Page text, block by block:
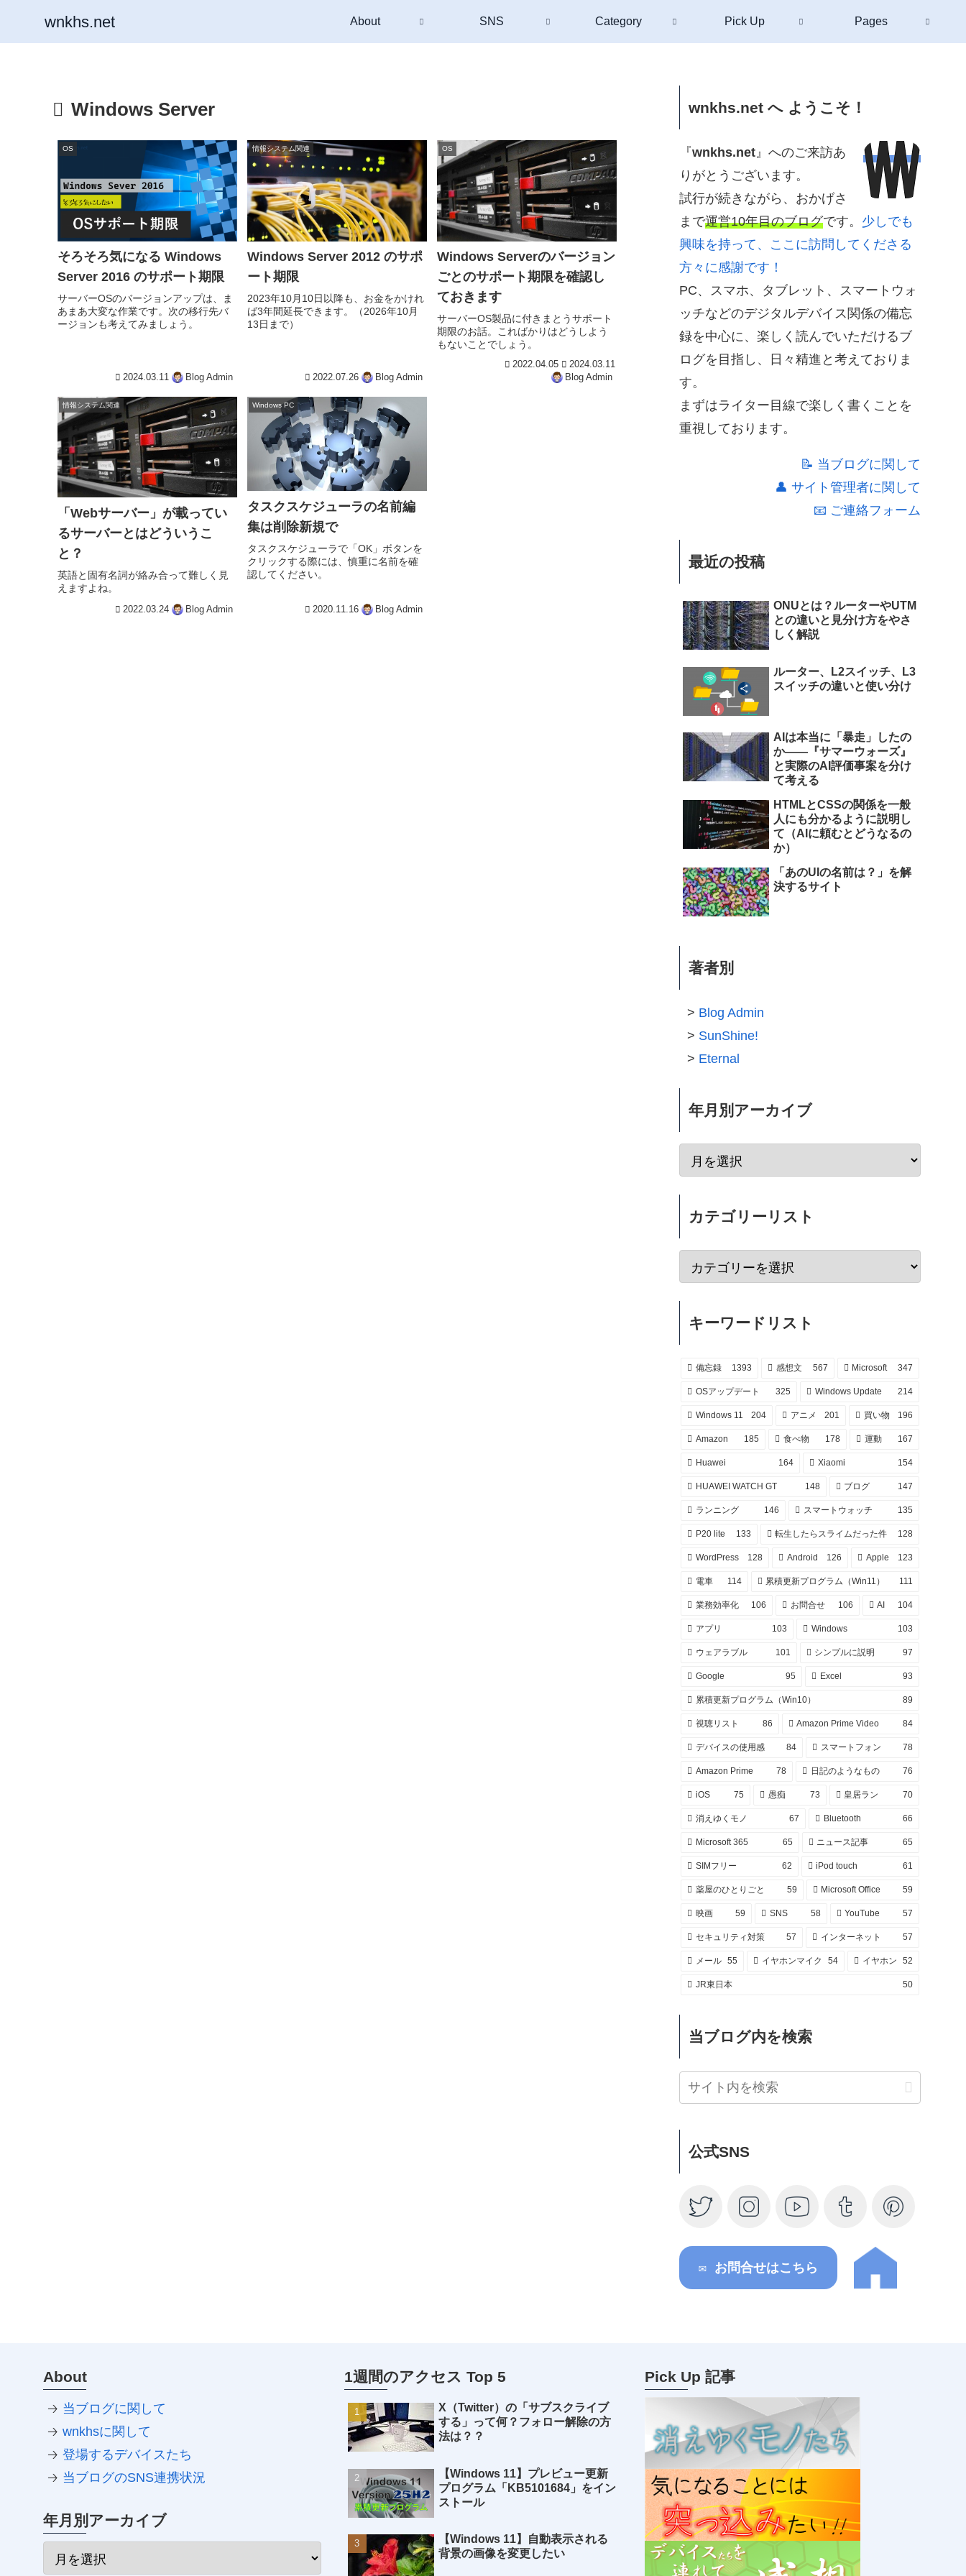
wnkhs.net About SNS Category Pick Up Pages
Windows Server
OS
そろそろ気になる Windows
Server 2016 のサポート期限
サーバーOSのバージョンアップは、ま
あまあ大変な作業です。次の移行先バ
ージョンも考えてみましょう。
2024.03.11 Blog Admin
情報システム関連
Windows Server 2012 のサポ
ート期限
2023年10月10日以降も、お金をかけれ
ば3年間延長できます。（2026年10月
13日まで）
2022.07.26 Blog Admin
OS
Windows Serverのバージョン
ごとのサポート期限を確認し
ておきます
サーバーOS製品に付きまとうサポート
期限のお話。こればかりはどうしよう
もないことでしょう。
2022.04.05
2024.03.11
Blog Admin
情報システム関連
「Webサーバー」が載ってい
るサーバーとはどういうこ
と？
英語と固有名詞が絡み合って難しく見
えますよね。
2022.03.24 Blog Admin
Windows PC
タスクスケジューラの名前編
集は削除新規で
タスクスケジューラで「OK」ボタンを
クリックする際には、慎重に名前を確
認してください。
2020.11.16 Blog Admin
wnkhs.net へ ようこそ！
『wnkhs.net』へのご来訪あ
りがとうございます。
試行が続きながら、おかげさ
まで運営10年目のブログです。 少しでも
興味を持って、ここに訪問してくださる
方々に感謝です！
PC、スマホ、タブレット、スマートウォ
ッチなどのデジタルデバイス関係の備忘
録を中心に、楽しく読んでいただけるブ
ログを目指し、日々精進と考えておりま
す。
まずはライター目線で楽しく書くことを
重視しております。
📝 当ブログに関して
👤 サイト管理者に関して
📧 ご連絡フォーム
最近の投稿
ONUとは？ルーターやUTM
との違いと見分け方をやさ
しく解説
ルーター、L2スイッチ、L3
スイッチの違いと使い分け
AIは本当に「暴走」したの
か――『サマーウォーズ』
と実際のAI評価事案を分け
て考える
HTMLとCSSの関係を一般
人にも分かるように説明し
て（AIに頼むとどうなるの
か）
「あのUIの名前は？」を解
決するサイト
著者別
Blog Admin
SunShine!
Eternal
年月別アーカイブ
カテゴリーリスト
キーワードリスト
備忘録 1393 感想文 567 Microsoft 347
OSアップデート 325 Windows Update 214
Windows 11 204 アニメ 201 買い物 196
Amazon 185 食べ物 178 運動 167
Huawei 164 Xiaomi 154
HUAWEI WATCH GT 148 ブログ 147
ランニング 146 スマートウォッチ 135
P20 lite 133 転生したらスライムだった件 128
WordPress 128 Android 126 Apple 123
電車 114 累積更新プログラム（Win11） 111
業務効率化 106 お問合せ 106 AI 104
アプリ 103 Windows 103
ウェアラブル 101 シンプルに説明 97
Google 95 Excel 93
累積更新プログラム（Win10） 89
視聴リスト 86 Amazon Prime Video 84
デバイスの使用感 84 スマートフォン 78
Amazon Prime 78 日記のようなもの 76
iOS 75 愚痴 73 皇居ラン 70
消えゆくモノ 67 Bluetooth 66
Microsoft 365 65 ニュース記事 65
SIMフリー 62 iPod touch 61
薬屋のひとりごと 59 Microsoft Office 59
映画 59 SNS 58 YouTube 57
セキュリティ対策 57 インターネット 57
メール 55 イヤホンマイク 54 イヤホン 52
JR東日本 50
当ブログ内を検索
公式SNS
✉ お問合せはこちら
About
当ブログに関して
wnkhsに関して
登場するデバイスたち
当ブログのSNS連携状況
年月別アーカイブ
1週間のアクセス Top 5
X（Twitter）の「サブスクライブ
する」って何？フォロー解除の方
法は？？
【Windows 11】プレビュー更新
プログラム「KB5101684」をイン
ストール
【Windows 11】自動表示される
背景の画像を変更したい
Pick Up 記事